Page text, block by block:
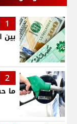
1
بين
2
ما